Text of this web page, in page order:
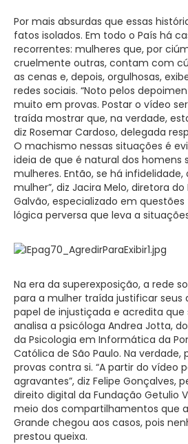
Por mais absurdas que essas
fatos isolados. Em todo o País há
recorrentes: mulheres que, por
cruelmente outras, contam com
as cenas e, depois, orgulhosas,
redes sociais. “Noto pelos
muito em provas. Postar o vídeo
traída mostrar que, na verdade,
diz Rosemar Cardoso, delegada
O machismo nessas situações é
ideia de que é natural dos homens
mulheres. Então, se há
mulher”, diz Jacira Melo, diretora
Galvão, especializado em questões
lógica perversa que leva a
Na era da superexposição, a rede
para a mulher traída justificar seus
papel de injustiçada e acredita que
analisa a psicóloga Andrea Jotta,
da Psicologia em Informática da
Católica de São Paulo. Na
provas contra si. “A partir do vídeo
agravantes”, diz Felipe Gonçalves,
direito digital da Fundação Getulio
meio dos compartilhamentos que
Grande chegou aos casos, pois
prestou queixa.